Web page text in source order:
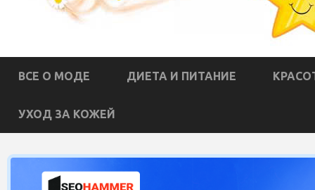
ВСЕ О МОДЕ ДИЕТА И ПИТАНИЕ
УХОД ЗА КОЖЕЙ